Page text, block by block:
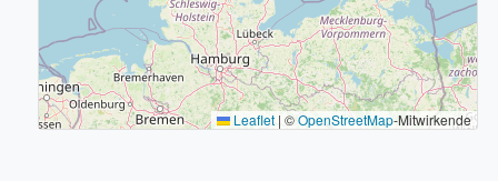
Leaflet | ©OpenStreetMap-Mitwirkende